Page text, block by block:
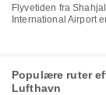
Flyvetiden fra Shahjalal Internationale Lufthavn til Kuala Lumpur
International Airport
Populære ruter
Lufthavn